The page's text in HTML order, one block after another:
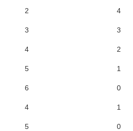
2 4
3 3
4 2
5 1
6 0
4 1
5 0